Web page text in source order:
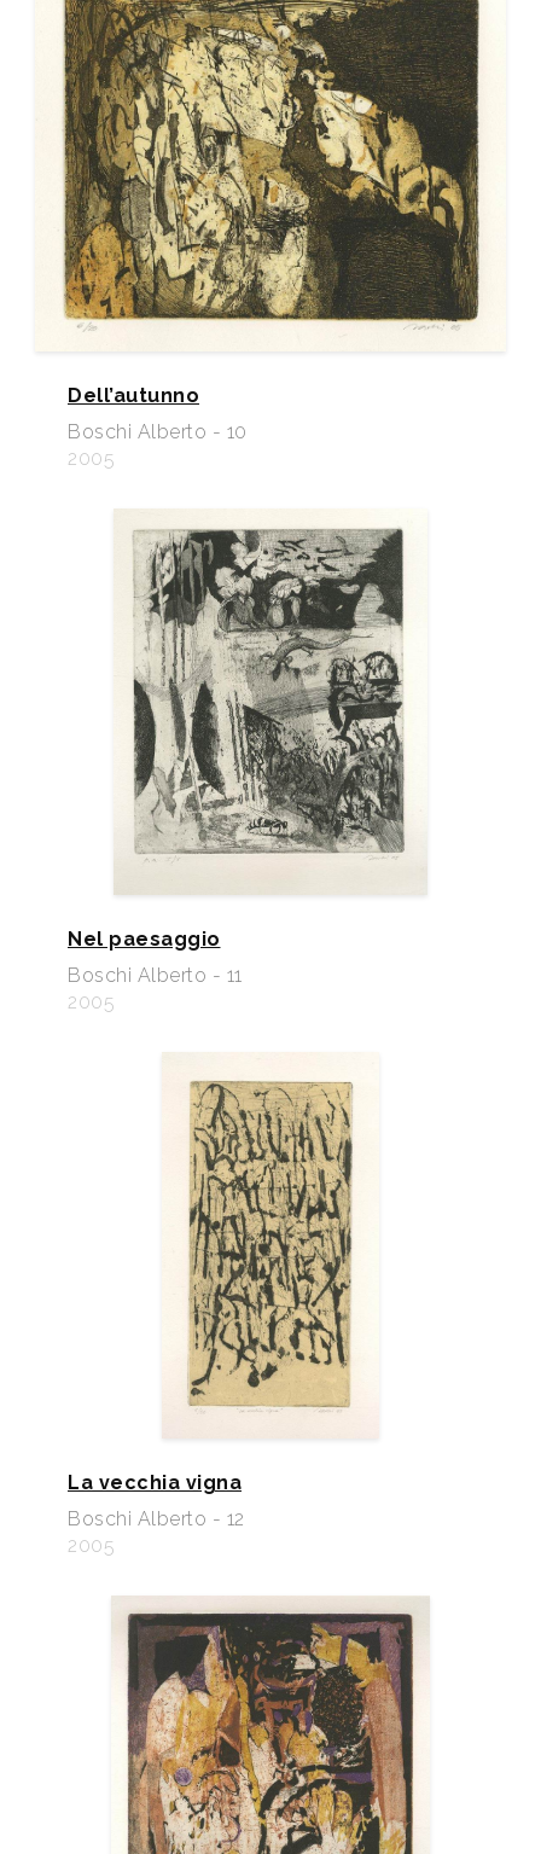
Dell’autunno
Boschi Alberto - 10
2005
Nel paesaggio
Boschi Alberto - 11
2005
La vecchia vigna
Boschi Alberto - 12
2005